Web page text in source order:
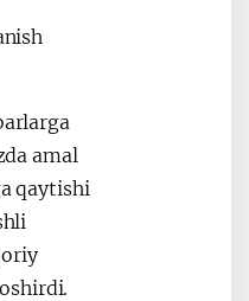
amal
qaytishi